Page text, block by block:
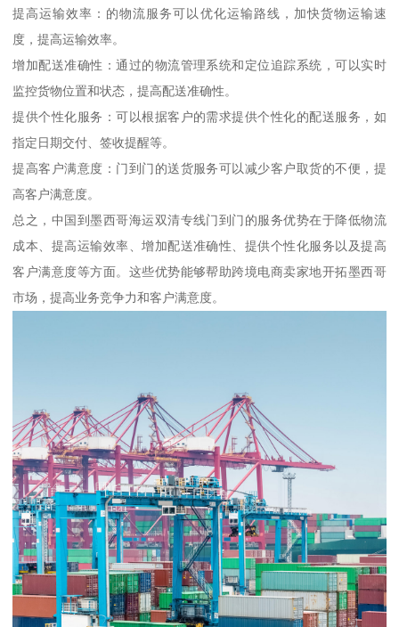
提高运输效率：的物流服务可以优化运输路线，加快货物运输速
度，提高运输效率。
增加配送准确性：通过的物流管理系统和定位追踪系统，可以实时
监控货物位置和状态，提高配送准确性。
提供个性化服务：可以根据客户的需求提供个性化的配送服务，如
指定日期交付、签收提醒等。
提高客户满意度：门到门的送货服务可以减少客户取货的不便，提
高客户满意度。
总之，中国到墨西哥海运双清专线门到门的服务优势在于降低物流
成本、提高运输效率、增加配送准确性、提供个性化服务以及提高
客户满意度等方面。这些优势能够帮助跨境电商卖家地开拓墨西哥
市场，提高业务竞争力和客户满意度。